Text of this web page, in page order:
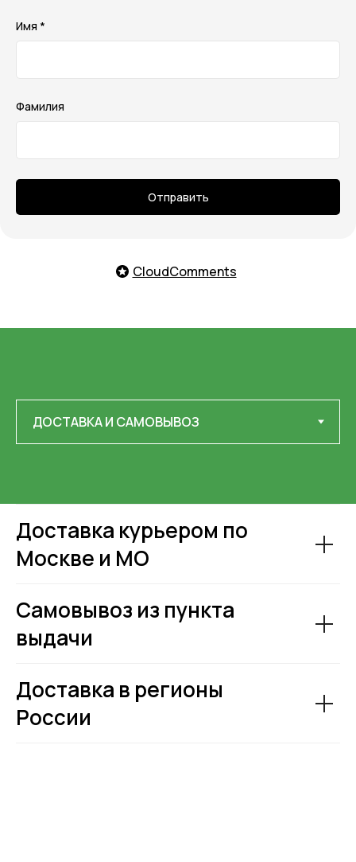
Имя *
Фамилия
Отправить
CloudComments
Доставка курьером по
Москве и МО
Самовывоз из пункта
выдачи
Доставка в регионы
России